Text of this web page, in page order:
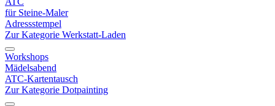
für Steine-Maler
Adressstempel
Zur Kategorie Werkstatt-Laden
Workshops
Mädelsabend
ATC-Kartentausch
Zur Kategorie Dotpainting